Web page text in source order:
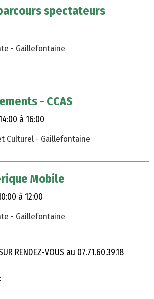
spectateurs
- Gaillefontaine
- CCAS
à 16:00
Culturel - Gaillefontaine
Mobile
à 12:00
- Gaillefontaine
RENDEZ-VOUS au 07.71.60.39.18